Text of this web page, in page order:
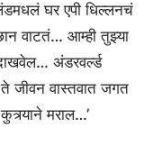
घर एपी धिल्लनचं
वाटतं… आम्ही तुझ्या
अंडरवर्ल्ड
जीवन वास्तवात जगत
मराल…’